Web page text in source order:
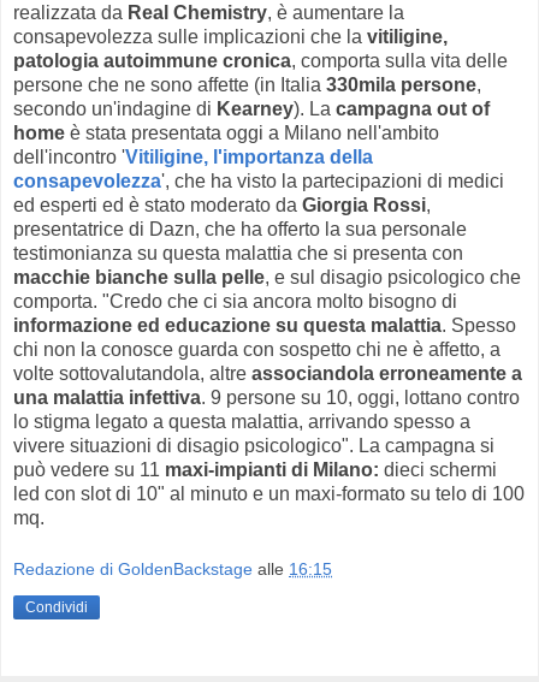
realizzata da Real Chemistry, è aumentare la
consapevolezza sulle implicazioni che la vitiligine,
patologia autoimmune cronica, comporta sulla vita delle
persone che ne sono affette (in Italia 330mila persone,
secondo un'indagine di Kearney). La campagna out of
home è stata presentata oggi a Milano nell'ambito
dell'incontro 'Vitiligine, l'importanza della
consapevolezza', che ha visto la partecipazioni di medici
ed esperti ed è stato moderato da Giorgia Rossi,
presentatrice di Dazn, che ha offerto la sua personale
testimonianza su questa malattia che si presenta con
macchie bianche sulla pelle, e sul disagio psicologico che
comporta. "Credo che ci sia ancora molto bisogno di
informazione ed educazione su questa malattia. Spesso
chi non la conosce guarda con sospetto chi ne è affetto, a
volte sottovalutandola, altre associandola erroneamente a
una malattia infettiva. 9 persone su 10, oggi, lottano contro
lo stigma legato a questa malattia, arrivando spesso a
vivere situazioni di disagio psicologico". La campagna si
può vedere su 11 maxi-impianti di Milano: dieci schermi
led con slot di 10" al minuto e un maxi-formato su telo di 100
mq.
Redazione di GoldenBackstage alle 16:15
Condividi